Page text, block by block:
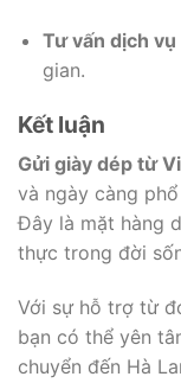
Tư vấn dịch
gian.
Kết luận
Gửi giày dép từ
và ngày càng
Đây là mặt hàng
thực trong đời
Với sự hỗ trợ từ
bạn có thể yên
chuyển đến Hà